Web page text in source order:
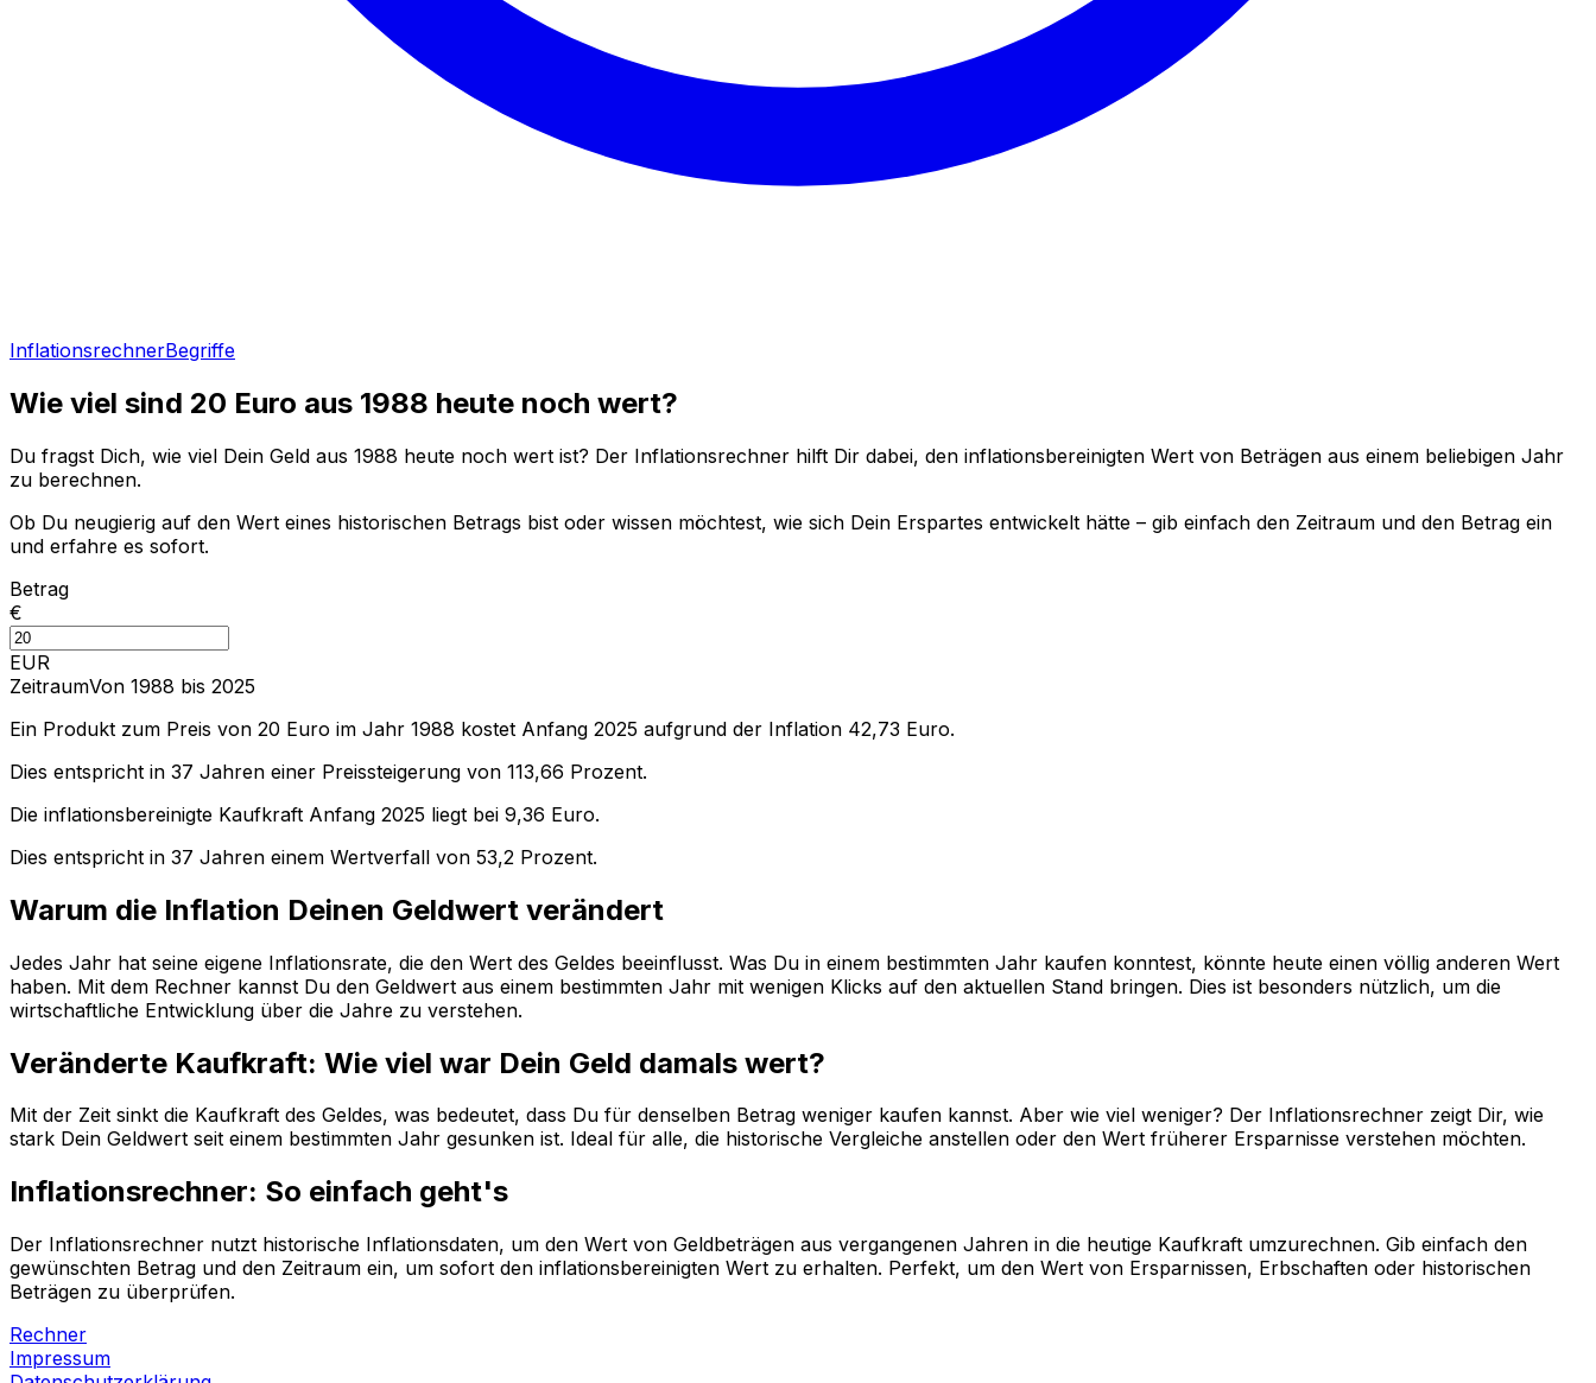
InflationsrechnerBegriffe
Wie viel sind 20 Euro aus 1988 heute noch wert?
Du fragst Dich, wie viel Dein Geld aus 1988 heute noch wert ist? Der Inflationsrechner hilft Dir dabei, den inflationsbereinigten Wert von Beträgen aus einem beliebigen Jahr
zu berechnen.
Ob Du neugierig auf den Wert eines historischen Betrags bist oder wissen möchtest, wie sich Dein Erspartes entwickelt hätte – gib einfach den Zeitraum und den Betrag ein
und erfahre es sofort.
Betrag
€
EUR
ZeitraumVon 1988 bis 2025
Ein Produkt zum Preis von 20 Euro im Jahr 1988 kostet Anfang 2025 aufgrund der Inflation 42,73 Euro.
Dies entspricht in 37 Jahren einer Preissteigerung von 113,66 Prozent.
Die inflationsbereinigte Kaufkraft Anfang 2025 liegt bei 9,36 Euro.
Dies entspricht in 37 Jahren einem Wertverfall von 53,2 Prozent.
Warum die Inflation Deinen Geldwert verändert
Jedes Jahr hat seine eigene Inflationsrate, die den Wert des Geldes beeinflusst. Was Du in einem bestimmten Jahr kaufen konntest, könnte heute einen völlig anderen Wert
haben. Mit dem Rechner kannst Du den Geldwert aus einem bestimmten Jahr mit wenigen Klicks auf den aktuellen Stand bringen. Dies ist besonders nützlich, um die
wirtschaftliche Entwicklung über die Jahre zu verstehen.
Veränderte Kaufkraft: Wie viel war Dein Geld damals wert?
Mit der Zeit sinkt die Kaufkraft des Geldes, was bedeutet, dass Du für denselben Betrag weniger kaufen kannst. Aber wie viel weniger? Der Inflationsrechner zeigt Dir, wie
stark Dein Geldwert seit einem bestimmten Jahr gesunken ist. Ideal für alle, die historische Vergleiche anstellen oder den Wert früherer Ersparnisse verstehen möchten.
Inflationsrechner: So einfach geht's
Der Inflationsrechner nutzt historische Inflationsdaten, um den Wert von Geldbeträgen aus vergangenen Jahren in die heutige Kaufkraft umzurechnen. Gib einfach den
gewünschten Betrag und den Zeitraum ein, um sofort den inflationsbereinigten Wert zu erhalten. Perfekt, um den Wert von Ersparnissen, Erbschaften oder historischen
Beträgen zu überprüfen.
Rechner
Impressum